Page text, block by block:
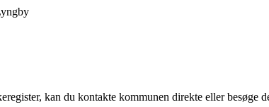
kan du kontakte kommunen direkte eller besøge